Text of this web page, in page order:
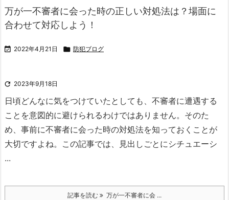
万が一不審者に会った時の正しい対処法は？場面に
合わせて対応しよう！
 2022年4月21日  防犯ブログ
 2023年9月18日
日頃どんなに気をつけていたとしても、不審者に遭遇する
ことを意図的に避けられるわけではありません。 そのた
め、事前に不審者に会った時の対処法を知っておくことが
大切ですよね。 この記事では、見出しごとにシチュエーシ
...
記事を読む 万が一不審者に会 ...